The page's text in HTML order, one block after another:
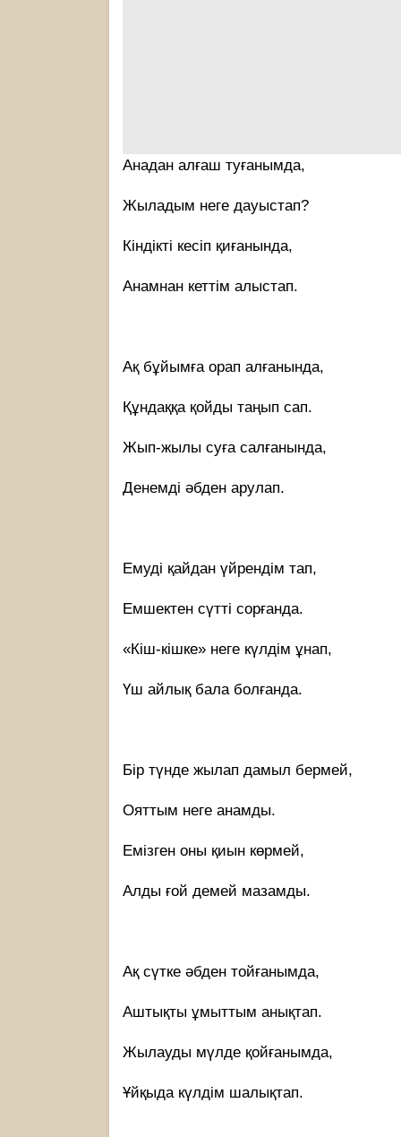
Анадан алғаш туғанымда,
Жыладым неге дауыстап?
Кіндікті кесіп қиғанында,
Анамнан кеттім алыстап.
Ақ бұйымға орап алғанында,
Құндаққа қойды таңып сап.
Жып-жылы суға салғанында,
Денемді әбден арулап.
Емуді қайдан үйрендім тап,
Емшектен сүтті сорғанда.
«Кіш-кішке» неге күлдім ұнап,
Үш айлық бала болғанда.
Бір түнде жылап дамыл бермей,
Ояттым неге анамды.
Емізген оны қиын көрмей,
Алды ғой демей мазамды.
Ақ сүтке әбден тойғанымда,
Аштықты ұмыттым анықтап.
Жылауды мүлде қойғанымда,
Ұйқыда күлдім шалықтап.